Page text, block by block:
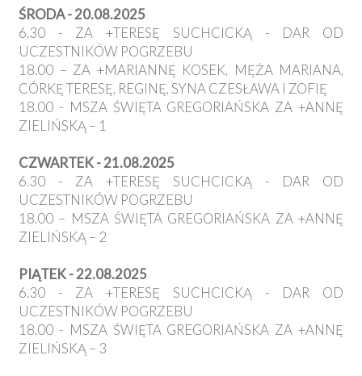
ŚRODA - 20.08.2025
6.30 - ZA +TERESĘ SUCHCICKĄ - DAR OD
UCZESTNIKÓW POGRZEBU
18.00 – ZA +MARIANNĘ KOSEK, MĘŻA MARIANA,
CÓRKĘ TERESĘ, REGINĘ, SYNA CZESŁAWA I ZOFIĘ
18.00 - MSZA ŚWIĘTA GREGORIAŃSKA ZA +ANNĘ
ZIELIŃSKĄ – 1
CZWARTEK - 21.08.2025
6.30 - ZA +TERESĘ SUCHCICKĄ - DAR OD
UCZESTNIKÓW POGRZEBU
18.00 – MSZA ŚWIĘTA GREGORIAŃSKA ZA +ANNĘ
ZIELIŃSKĄ – 2
PIĄTEK - 22.08.2025
6.30 - ZA +TERESĘ SUCHCICKĄ - DAR OD
UCZESTNIKÓW POGRZEBU
18.00 - MSZA ŚWIĘTA GREGORIAŃSKA ZA +ANNĘ
ZIELIŃSKĄ – 3